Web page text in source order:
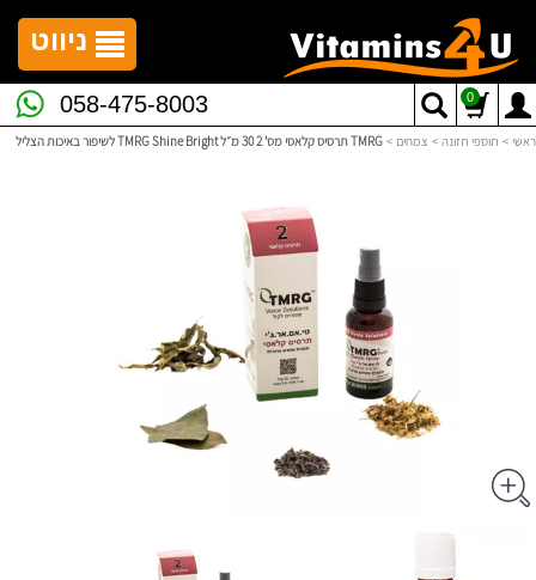
המרכזי
ניווט
058-475-8003 0
ראשי > תוספי תזונה > צמחים > TMRG תרסיס קלאסי מס' 2 30 מ״ל TMRG Shine Bright לשיפור באיכות הצליל